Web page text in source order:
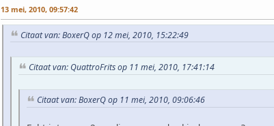
13 mei, 2010, 09:57:42
Citaat van: BoxerQ op 12 mei, 2010, 15:22:49
Citaat van: QuattroFrits op 11 mei, 2010, 17:41:14
Citaat van: BoxerQ op 11 mei, 2010, 09:06:46